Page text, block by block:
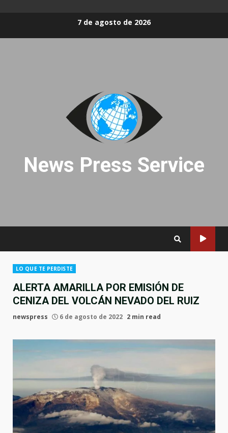
7 de agosto de 2026
News Press Service
LO QUE TE PERDISTE
ALERTA AMARILLA POR EMISIÓN DE
CENIZA DEL VOLCÁN NEVADO DEL RUIZ
newspress 6 de agosto de 2022 2 min read